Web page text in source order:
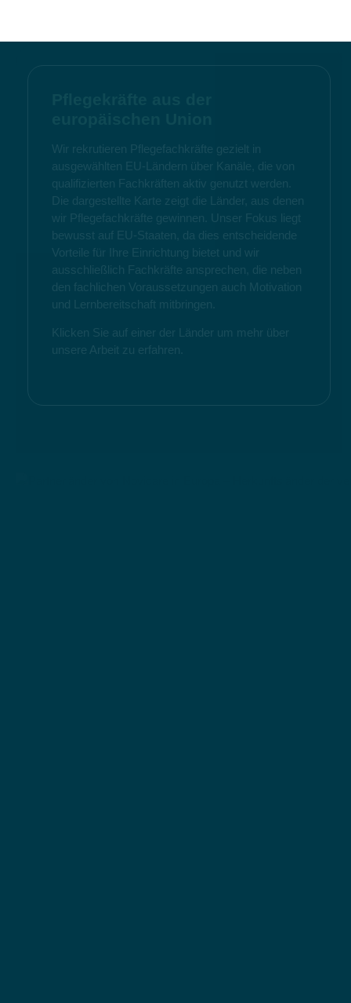
Wir rekrutieren Pflegefachkräfte gezielt in
ausgewählten EU-Ländern über Kanäle, die von
qualifizierten Fachkräften aktiv genutzt werden.
Die dargestellte Karte zeigt die Länder, aus denen
wir Pflegefachkräfte gewinnen. Unser Fokus liegt
bewusst auf EU-Staaten, da dies entscheidende
Vorteile für Ihre Einrichtung bietet und wir
ausschließlich Fachkräfte ansprechen, die neben
den fachlichen Voraussetzungen auch Motivation
und Lernbereitschaft mitbringen.
Klicken Sie auf einer der Länder um mehr über
unsere Arbeit zu erfahren.